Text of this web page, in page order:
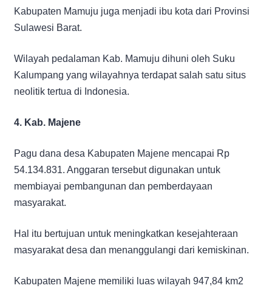
Kabupaten Mamuju juga menjadi ibu kota dari Provinsi
Sulawesi Barat.
Wilayah pedalaman Kab. Mamuju dihuni oleh Suku
Kalumpang yang wilayahnya terdapat salah satu situs
neolitik tertua di Indonesia.
4. Kab. Majene
Pagu dana desa Kabupaten Majene mencapai Rp
54.134.831. Anggaran tersebut digunakan untuk
membiayai pembangunan dan pemberdayaan
masyarakat.
Hal itu bertujuan untuk meningkatkan kesejahteraan
masyarakat desa dan menanggulangi dari kemiskinan.
Kabupaten Majene memiliki luas wilayah 947,84 km2